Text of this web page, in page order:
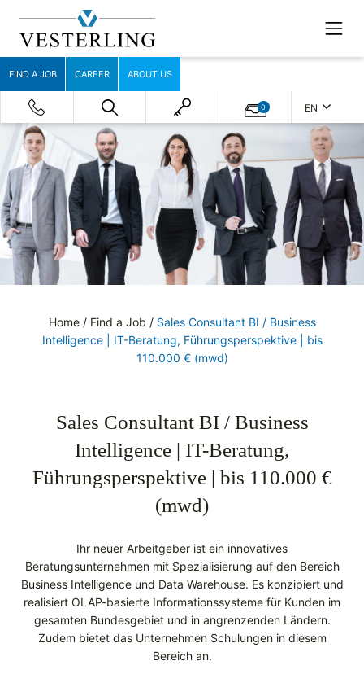
FIND A JOB CAREER ABOUT US
0 EN
Home/ Find a Job / Sales Consultant BI / Business
Intelligence | IT-Beratung, Führungsperspektive | bis
110.000 € (mwd)
Sales Consultant BI / Business
Intelligence | IT-Beratung,
Führungsperspektive | bis 110.000 €
(mwd)
Ihr neuer Arbeitgeber ist ein innovatives
Beratungsunternehmen mit Spezialisierung auf den Bereich
Business Intelligence und Data Warehouse. Es konzipiert und
realisiert OLAP-basierte Informationssysteme für Kunden im
gesamten Bundesgebiet und in angrenzenden Ländern.
Zudem bietet das Unternehmen Schulungen in diesem
Bereich an.